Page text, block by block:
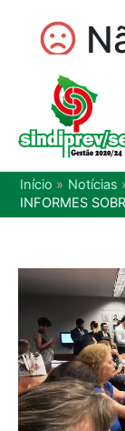
Início
Notícias
INFORMES